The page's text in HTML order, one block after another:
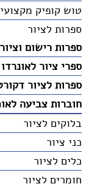
טוש קופיק מקצועי COPIC
ספרות לציור
ספרות רישום וציור
ספרי ציור לאונרדו
ספרות לציור
חוברות צביעה
בלוקים לציור
כני ציור
כלים לציור
חומרים לציור